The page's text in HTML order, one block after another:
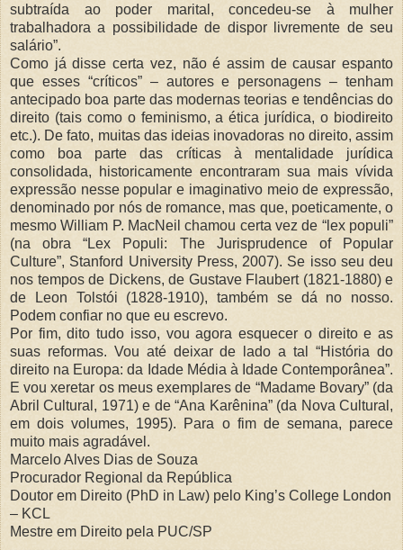
subtraída ao poder marital, concedeu-se à mulher
trabalhadora a possibilidade de dispor livremente de seu
salário”.
Como já disse certa vez, não é assim de causar espanto
que esses “críticos” – autores e personagens – tenham
antecipado boa parte das modernas teorias e tendências do
direito (tais como o feminismo, a ética jurídica, o biodireito
etc.). De fato, muitas das ideias inovadoras no direito, assim
como boa parte das críticas à mentalidade jurídica
consolidada, historicamente encontraram sua mais vívida
expressão nesse popular e imaginativo meio de expressão,
denominado por nós de romance, mas que, poeticamente, o
mesmo William P. MacNeil chamou certa vez de “lex populi”
(na obra “Lex Populi: The Jurisprudence of Popular
Culture”, Stanford University Press, 2007). Se isso seu deu
nos tempos de Dickens, de Gustave Flaubert (1821-1880) e
de Leon Tolstói (1828-1910), também se dá no nosso.
Podem confiar no que eu escrevo.
Por fim, dito tudo isso, vou agora esquecer o direito e as
suas reformas. Vou até deixar de lado a tal “História do
direito na Europa: da Idade Média à Idade Contemporânea”.
E vou xeretar os meus exemplares de “Madame Bovary” (da
Abril Cultural, 1971) e de “Ana Karênina” (da Nova Cultural,
em dois volumes, 1995). Para o fim de semana, parece
muito mais agradável.
Marcelo Alves Dias de Souza
Procurador Regional da República
Doutor em Direito (PhD in Law) pelo King’s College London
– KCL
Mestre em Direito pela PUC/SP